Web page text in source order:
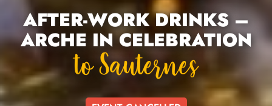
AFTER-WORK DRINKS –
ARCHE IN CELEBRATION
To Sauternes